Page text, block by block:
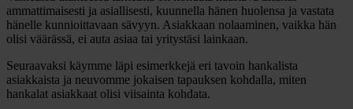
ammattimaisesti ja asiallisesti, kuunnella hänen huolensa ja vastata
hänelle kunnioittavaan sävyyn. Asiakkaan nolaaminen, vaikka hän
olisi väärässä, ei auta asiaa tai yritystäsi lainkaan.
Seuraavaksi käymme läpi esimerkkejä eri tavoin hankalista
asiakkaista ja neuvomme jokaisen tapauksen kohdalla, miten
hankalat asiakkaat olisi viisainta kohdata.